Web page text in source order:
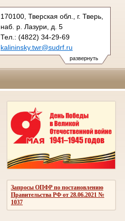
развернуть
170100, Тверская обл., г. Тверь,
наб. р. Лазури, д. 5
Тел.: (4822) 34-29-69
kalininsky.twr@sudrf.ru
Запросы ОПФР по постановлению
Правительства РФ от 28.06.2021 №
1037